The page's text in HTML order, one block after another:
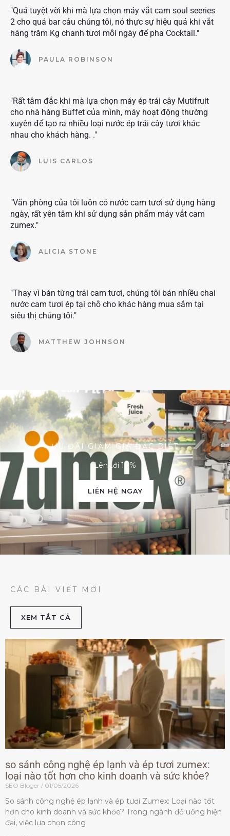
"Quá tuyệt vời khi mà lựa chọn máy vắt cam soul seeries
2 cho quá bar cảu chúng tôi, nó thực sự hiệu quả khi vắt
hàng trăm Kg chanh tươi mỗi ngày để pha Cocktail."
PAULA ROBINSON
"Rất tâm đắc khi mà lựa chọn máy ép trái cây Mutifruit
cho nhà hàng Buffet của mình, máy hoạt động thường
xuyên để tạo ra nhiều loại nước ép trái cây tươi khác
nhau cho khách hàng. ."
LUIS CARLOS
"Văn phòng của tôi luôn có nước cam tươi sử dụng hàng
ngày, rất yên tâm khi sử dụng sản phẩm máy vắt cam
zumex."
ALICIA STONE
"Thay vì bán từng trái cam tươi, chúng tôi bán nhiều chai
nước cam tươi ép tại chỗ cho khác hàng mua sắm tại
siêu thị chúng tôi."
MATTHEW JOHNSON
ƯU ĐÃI GIẢM GIÁ ĐẶC BIỆT
Lên tới 10%
LIÊN HỆ NGAY
CÁC BÀI VIẾT MỚI
XEM TẮT CẢ
so sánh công nghệ ép lạnh và ép tươi zumex:
loại nào tốt hơn cho kinh doanh và sức khỏe?
SEO Bloger 01/05/2026
So sánh công nghệ ép lạnh và ép tươi Zumex: Loại nào tốt
hơn cho kinh doanh và sức khỏe? Trong ngành đồ uống hiện
đại, việc lựa chọn công